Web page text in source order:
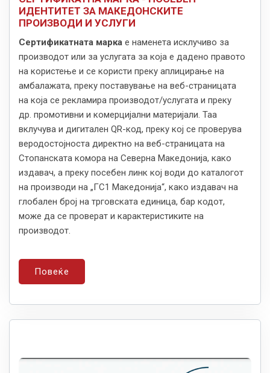
ИДЕНТИТЕТ ЗА МАКЕДОНСКИТЕ
ПРОИЗВОДИ И УСЛУГИ
Сертификатната марка е наменета исклучиво за
производот или за услугата за која е дадено правото
на користење и се користи преку аплицирање на
амбалажата, преку поставување на веб-страницата
на која се рекламира производот/услугата и преку
др. промотивни и комерцијални материјали. Таа
вклучува и дигитален QR-код, преку кој се проверува
веродостојноста директно на веб-страницата на
Стопанската комора на Северна Македонија, како
издавач, а преку посебен линк кој води до каталогот
на производи на „ГС1 Македонија“, како издавач на
глобален број на трговската единица, бар кодот,
може да се проверат и карактеристиките на
производот.
Повеќе